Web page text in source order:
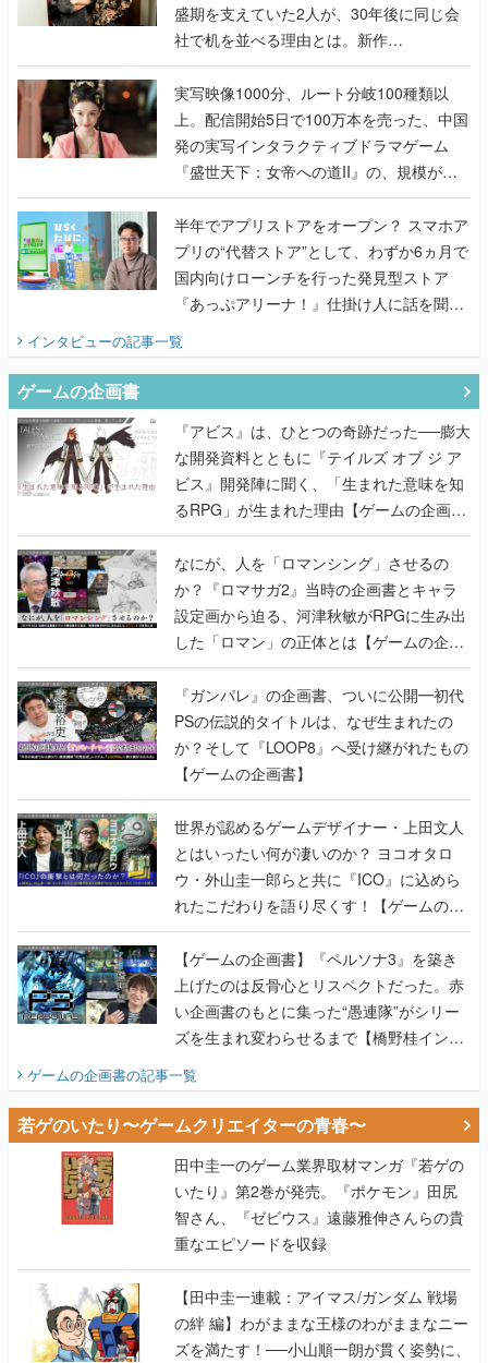
盛期を支えていた2人が、30年後に同じ会
社で机を並べる理由とは。新作
『TATSUJIN EXTREME』で初タッグを組
んだレジェンド2人に訊く開発秘話
実写映像1000分、ルート分岐100種類以
上。配信開始5日で100万本を売った、中国
発の実写インタラクティブドラマゲーム
『盛世天下：女帝への道II』の、規模が違
うこだわりをプロデューサーに聞いた
半年でアプリストアをオープン？ スマホア
プリの“代替ストア”として、わずか6ヵ月で
国内向けローンチを行った発見型ストア
『あっぷアリーナ！』仕掛け人に話を聞い
てみた
インタビューの記事一覧
ゲームの企画書
『アビス』は、ひとつの奇跡だった──膨大
な開発資料とともに『テイルズ オブ ジ ア
ビス』開発陣に聞く、「生まれた意味を知
るRPG」が生まれた理由【ゲームの企画
書】
なにが、人を「ロマンシング」させるの
か？『ロマサガ2』当時の企画書とキャラ
設定画から迫る、河津秋敏がRPGに生み出
した「ロマン」の正体とは【ゲームの企画
書】
『ガンパレ』の企画書、ついに公開━初代
PSの伝説的タイトルは、なぜ生まれたの
か？そして『LOOP8』へ受け継がれたもの
【ゲームの企画書】
世界が認めるゲームデザイナー・上田文人
とはいったい何が凄いのか？ ヨコオタロ
ウ・外山圭一郎らと共に『ICO』に込めら
れたこだわりを語り尽くす！【ゲームの企
画書】
【ゲームの企画書】『ペルソナ3』を築き
上げたのは反骨心とリスペクトだった。赤
い企画書のもとに集った“愚連隊”がシリー
ズを生まれ変わらせるまで【橋野桂インタ
ビュー】
ゲームの企画書の記事一覧
若ゲのいたり〜ゲームクリエイターの青春〜
田中圭一のゲーム業界取材マンガ『若ゲの
いたり』第2巻が発売。『ポケモン』田尻
智さん、『ゼビウス』遠藤雅伸さんらの貴
重なエピソードを収録
【田中圭一連載：アイマス/ガンダム 戦場
の絆 編】わがままな王様のわがままなニー
ズを満たす！──小山順一朗が貫く姿勢に、